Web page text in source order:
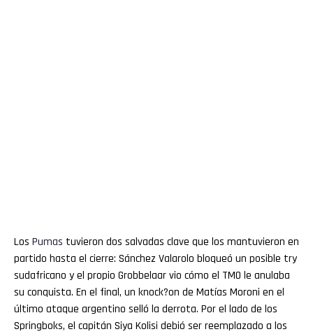
Los Pumas tuvieron dos salvadas clave que los mantuvieron en
partido hasta el cierre: Sánchez Valarolo bloqueó un posible try
sudafricano y el propio Grobbelaar vio cómo el TMO le anulaba
su conquista. En el final, un knock?on de Matías Moroni en el
último ataque argentino selló la derrota. Por el lado de los
Springboks, el capitán Siya Kolisi debió ser reemplazado a los